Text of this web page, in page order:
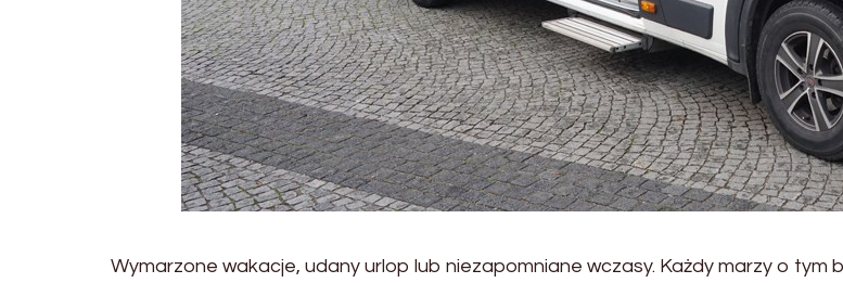
Wymarzone wakacje, udany urlop lub niezapomniane wczasy. Każdy marzy o tym